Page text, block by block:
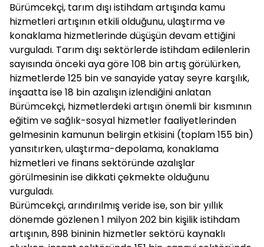
Bürümcekçi, tarım dışı istihdam artışında kamu
hizmetleri artışının etkili olduğunu, ulaştırma ve
konaklama hizmetlerinde düşüşün devam ettiğini
vurguladı. Tarım dışı sektörlerde istihdam edilenlerin
sayısında önceki aya göre 108 bin artış görülürken,
hizmetlerde 125 bin ve sanayide yatay seyre karşılık,
inşaatta ise 18 bin azalışın izlendiğini anlatan
Bürümcekçi, hizmetlerdeki artışın önemli bir kısmının
eğitim ve sağlık-sosyal hizmetler faaliyetlerinden
gelmesinin kamunun belirgin etkisini (toplam 155 bin)
yansıtırken, ulaştırma-depolama, konaklama
hizmetleri ve finans sektöründe azalışlar
görülmesinin ise dikkati çekmekte olduğunu
vurguladı.
Bürümcekçi, arındırılmış veride ise, son bir yıllık
dönemde gözlenen 1 milyon 202 bin kişilik istihdam
artışının, 898 bininin hizmetler sektörü kaynaklı